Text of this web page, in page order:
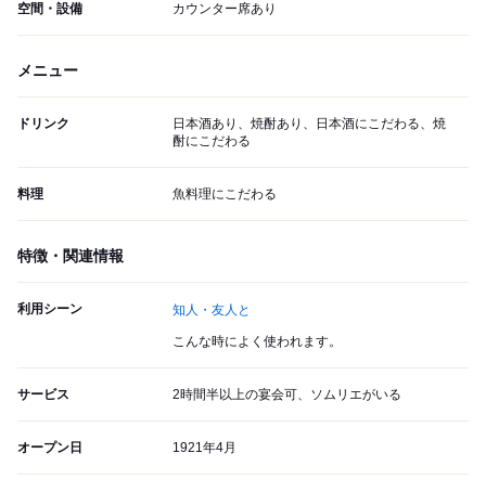
空間・設備 カウンター席あり
メニュー
ドリンク
日本酒あり、焼酎あり、日本酒にこだわる、焼
酎にこだわる
料理 魚料理にこだわる
特徴・関連情報
利用シーン 知人・友人と
こんな時によく使われます。
サービス 2時間半以上の宴会可、ソムリエがいる
オープン日 1921年4月